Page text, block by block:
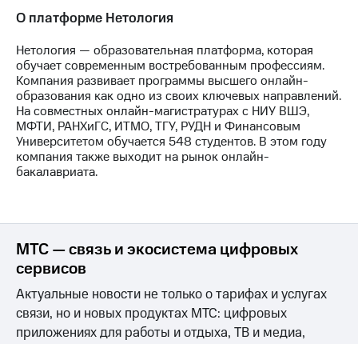
О платформе Нетология
Нетология — образовательная платформа, которая
обучает современным востребованным профессиям.
Компания развивает программы высшего онлайн-
образования как одно из своих ключевых направлений.
На совместных онлайн-магистратурах с НИУ ВШЭ,
МФТИ, РАНХиГС, ИТМО, ТГУ, РУДН и Финансовым
Университетом обучается 548 студентов. В этом году
компания также выходит на рынок онлайн-
бакалавриата.
МТС — связь и экосистема цифровых
сервисов
Актуальные новости не только о тарифах и услугах
связи, но и новых продуктах МТС: цифровых
приложениях для работы и отдыха, ТВ и медиа,